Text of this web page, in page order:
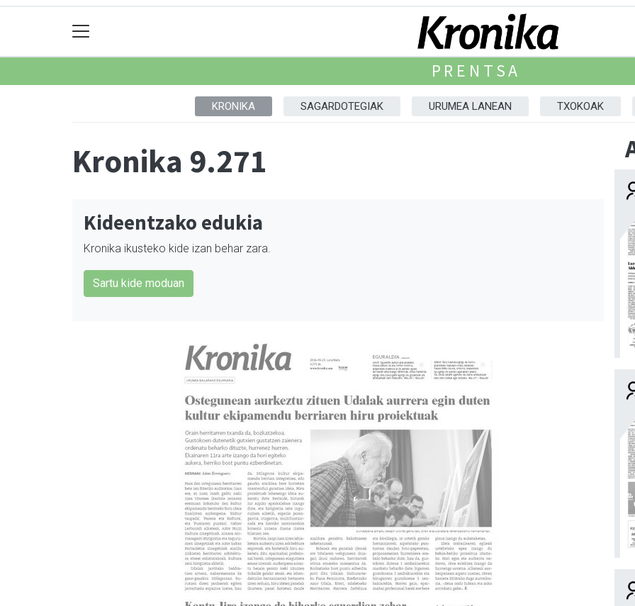
PRENTSA
KRONIKA SAGARDOTEGIAK URUMEA LANEAN TXOKOAK
Kronika 9.271
Kideentzako edukia
Kronika ikusteko kide izan behar zara.
Sartu kide moduan